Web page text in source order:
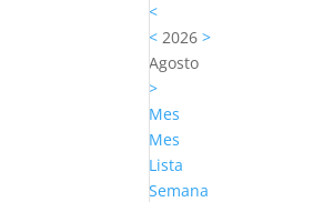
<
< 2026>
Agosto
>
Mes
Mes
Lista
Semana